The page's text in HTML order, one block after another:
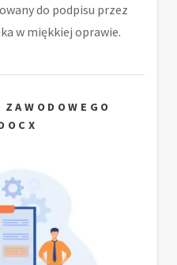
do podpisu przez
w miękkiej oprawie.